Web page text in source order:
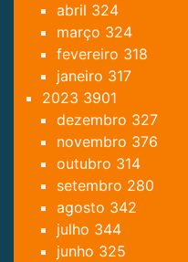
abril 324
março 324
fevereiro 318
janeiro 317
2023 3901
dezembro 327
novembro 376
outubro 314
setembro 280
agosto 342
julho 344
junho 325